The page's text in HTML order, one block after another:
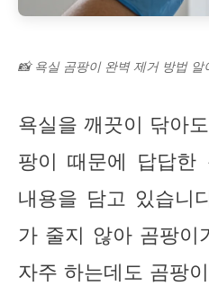
📸 욕실 곰팡이 완벽 제거 방법
욕실을 깨끗이 닦아
팡이 때문에 답답한
내용을 담고 있습니
가 줄지 않아 곰팡이
자주 하는데도 곰팡